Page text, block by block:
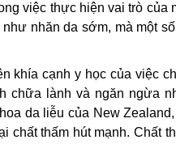
việc thực hiện vai trò của
nhăn da sớm, mà một
khía cạnh y học của việc
chữa lành và ngăn ngừa
da liễu của New
chất thấm hút mạnh. Chất